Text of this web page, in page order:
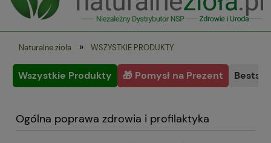
Naturalne zioła » WSZYSTKIE PRODUKTY
Wszystkie Produkty 🎁 Pomysł na Prezent
Ogólna poprawa zdrowia i profilaktyka